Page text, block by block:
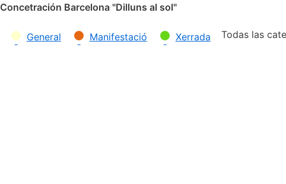
Concetración Barcelona "Dilluns al sol"
General Manifestació Xerrada Todas las